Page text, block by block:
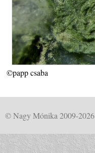
©papp csaba
© Nagy Mónika 2009-2026